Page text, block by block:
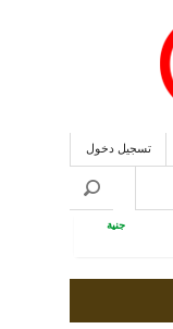
تسجيل دخول
جنية